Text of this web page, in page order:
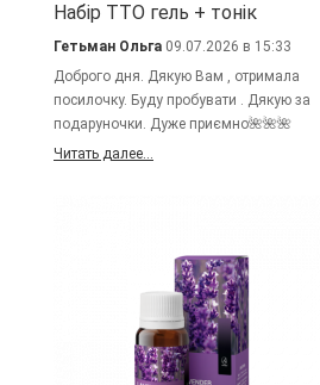
Набір TTO гель + тонік
Гетьман Ольга 09.07.2026 в 15:33
Доброго дня. Дякую Вам , отримала
посилочку. Буду пробувати . Дякую за
подаруночки. Дуже приємно🌺🌺🌺
Читать далее...